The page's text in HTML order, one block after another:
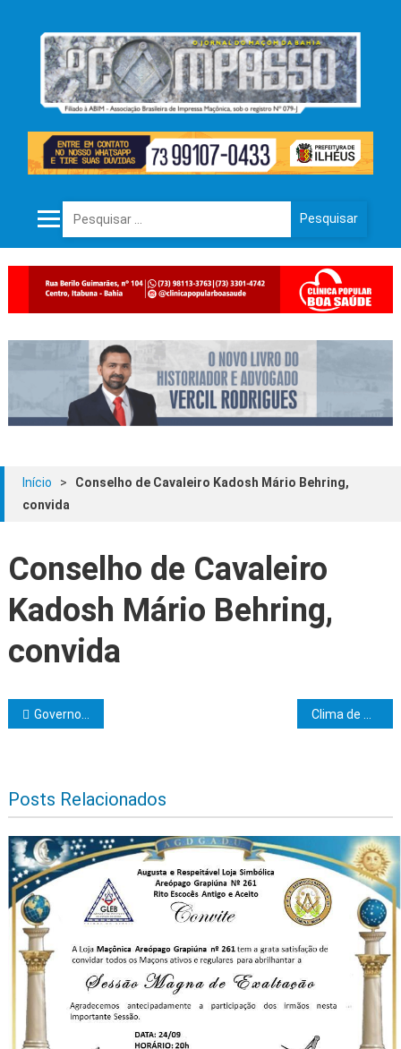
Pesquisar por:
Início >
Conselho de Cavaleiro Kadosh Mário Behring,
convida
Conselho de Cavaleiro
Kadosh Mário Behring,
convida
Navegação de Post
Governo do Estado entrega 80 novas habitações para famílias atingidas pelas chuvas em Itabuna
Posts Relacionados